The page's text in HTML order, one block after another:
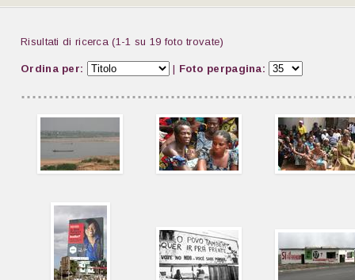
Risultati di ricerca (1-1 su 19 foto trovate)
Ordina per: | Foto perpagina: